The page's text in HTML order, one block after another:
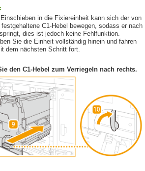
in die Fixiereinheit kann sich der von
festgehaltene C1-Hebel bewegen, sodass er nach
dies ist jedoch keine Fehlfunktion.
Sie die Einheit vollständig hinein und fahren
dem nächsten Schritt fort.
den C1-Hebel zum Verriegeln nach rechts.